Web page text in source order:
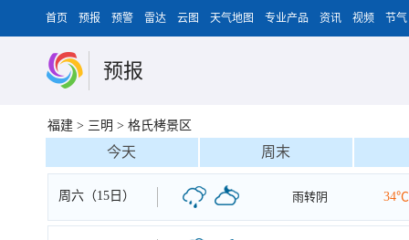
首页 预报 预警 雷达 云图 天气地图 专业产品 资讯 视频 节气
预报
福建 > 三明 > 格氏栲景区
今天 周末
周六（15日） 雨转阴 34℃